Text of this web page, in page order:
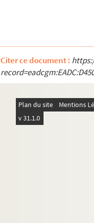
Ms 1465 (1322). «
Ms 1468 (1325).
Ms 1469 (1326).
Ms 1471 (1328). «
Ms 1472 (1330). « Liber
Citer ce document :
Plan du site Mentions
v 31.1.0